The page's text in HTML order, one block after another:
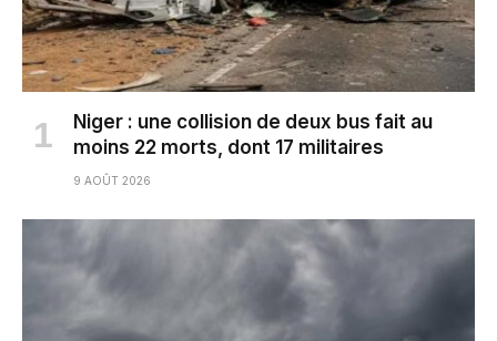
Niger : une collision de deux bus fait au
moins 22 morts, dont 17 militaires
9 AOÛT 2026